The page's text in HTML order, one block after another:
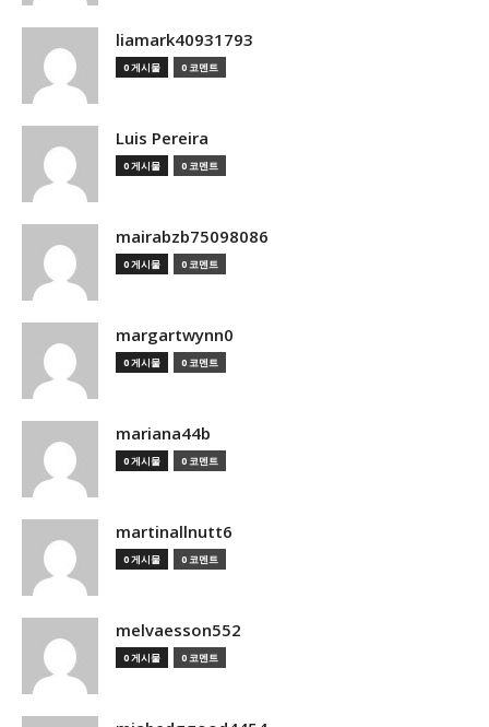
liamark40931793
0 게시물 0 코멘트
Luis Pereira
0 게시물 0 코멘트
mairabzb75098086
0 게시물 0 코멘트
margartwynn0
0 게시물 0 코멘트
mariana44b
0 게시물 0 코멘트
martinallnutt6
0 게시물 0 코멘트
melvaesson552
0 게시물 0 코멘트